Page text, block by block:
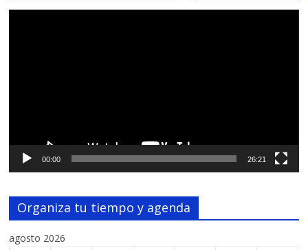
00:00 26:21
Organiza tu tiempo y agenda
agosto 2026